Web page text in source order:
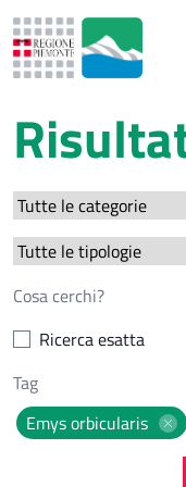
Ricerca esatta
Emys orbicularis